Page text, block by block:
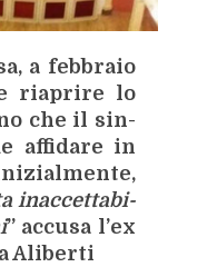
a feb­bra­io
ria­pri­re lo
che il sin­
af­fi­da­re in
inac­cet­ta­bi­
” ac­cu­sa l’ex
Ali­ber­ti